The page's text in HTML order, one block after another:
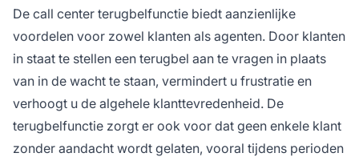
De call center terugbelfunctie biedt aanzienlijke
voordelen voor zowel klanten als agenten. Door klanten
in staat te stellen een terugbel aan te vragen in plaats
van in de wacht te staan, vermindert u frustratie en
verhoogt u de algehele klanttevredenheid. De
terugbelfunctie zorgt er ook voor dat geen enkele klant
zonder aandacht wordt gelaten, vooral tijdens perioden